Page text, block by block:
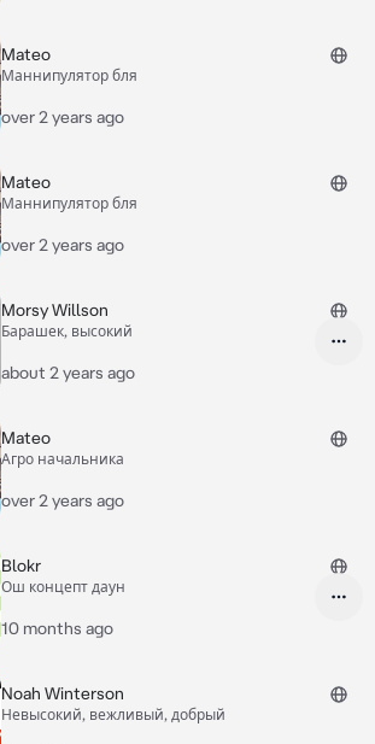
Mateo
Маннипулятор бля
over 2 years ago
Mateo
Маннипулятор бля
over 2 years ago
Morsy Willson
Барашек, высокий
about 2 years ago
Mateo
Агро начальника
over 2 years ago
Blokr
Ош концепт даун
10 months ago
Noah Winterson
Невысокий, вежливый, добрый